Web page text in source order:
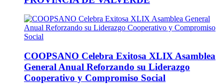
COOPSANO Celebra Exitosa XLIX Asamblea
General Anual Reforzando su Liderazgo
Cooperativo y Compromiso Social